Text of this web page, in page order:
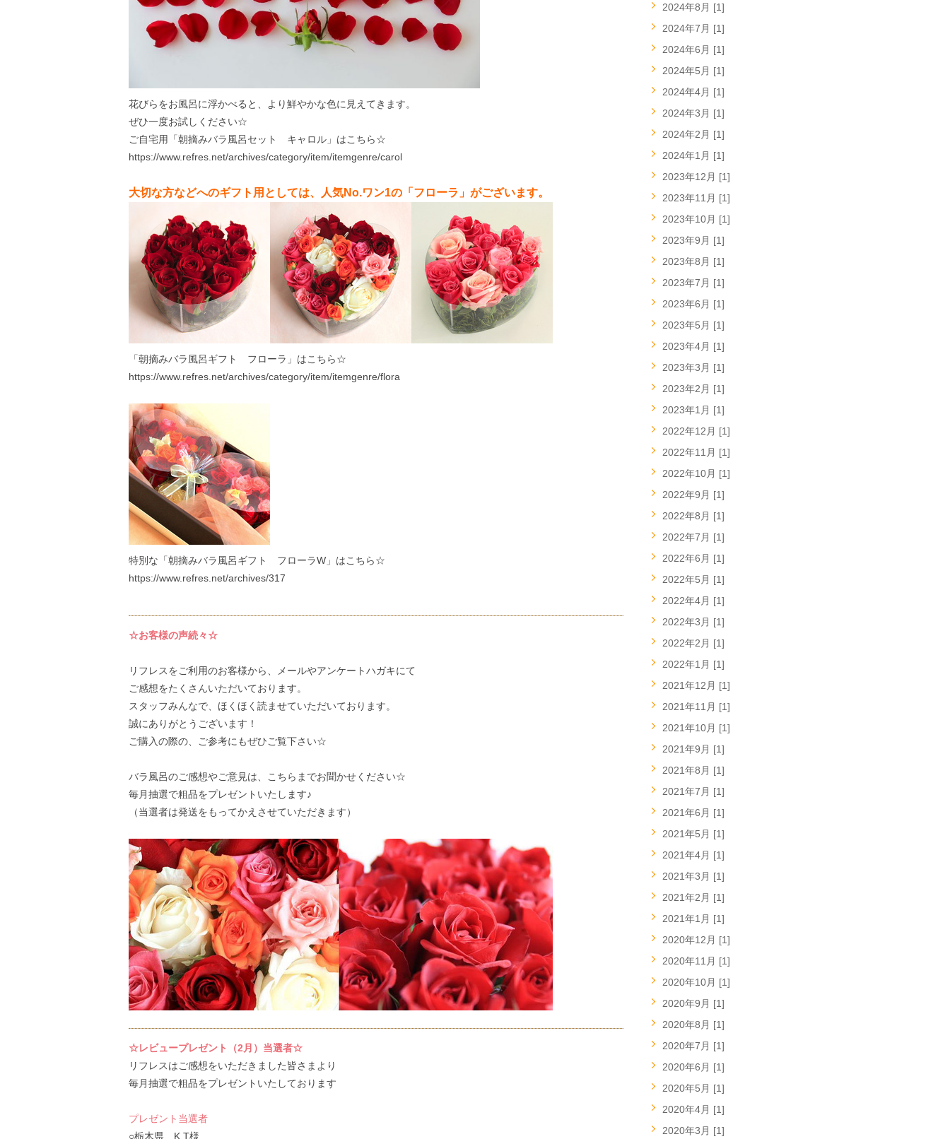
花びらをお風呂に浮かべると、より鮮やかな色に見えてきます。
ぜひ一度お試しください☆
ご自宅用「朝摘みバラ風呂セット キャロル」はこちら☆
https://www.refres.net/archives/category/item/itemgenre/carol
大切な方などへのギフト用としては、人気No.ワン1の「フローラ」がございます。
「朝摘みバラ風呂ギフト フローラ」はこちら☆
https://www.refres.net/archives/category/item/itemgenre/flora
特別な「朝摘みバラ風呂ギフト フローラW」はこちら☆
https://www.refres.net/archives/317
☆お客様の声続々☆
リフレスをご利用のお客様から、メールやアンケートハガキにて
ご感想をたくさんいただいております。
スタッフみんなで、ほくほく読ませていただいております。
誠にありがとうございます！
ご購入の際の、ご参考にもぜひご覧下さい☆
バラ風呂のご感想やご意見は、 こちら までお聞かせください☆
毎月抽選で粗品をプレゼントいたします♪
（当選者は発送をもってかえさせていただきます）
☆レビュープレゼント（2月）当選者☆
リフレスはご感想をいただきました皆さまより
毎月抽選で粗品をプレゼントいたしております
プレゼント当選者
○栃木県 K.T様
2024年8月 [1]
2024年7月 [1]
2024年6月 [1]
2024年5月 [1]
2024年4月 [1]
2024年3月 [1]
2024年2月 [1]
2024年1月 [1]
2023年12月 [1]
2023年11月 [1]
2023年10月 [1]
2023年9月 [1]
2023年8月 [1]
2023年7月 [1]
2023年6月 [1]
2023年5月 [1]
2023年4月 [1]
2023年3月 [1]
2023年2月 [1]
2023年1月 [1]
2022年12月 [1]
2022年11月 [1]
2022年10月 [1]
2022年9月 [1]
2022年8月 [1]
2022年7月 [1]
2022年6月 [1]
2022年5月 [1]
2022年4月 [1]
2022年3月 [1]
2022年2月 [1]
2022年1月 [1]
2021年12月 [1]
2021年11月 [1]
2021年10月 [1]
2021年9月 [1]
2021年8月 [1]
2021年7月 [1]
2021年6月 [1]
2021年5月 [1]
2021年4月 [1]
2021年3月 [1]
2021年2月 [1]
2021年1月 [1]
2020年12月 [1]
2020年11月 [1]
2020年10月 [1]
2020年9月 [1]
2020年8月 [1]
2020年7月 [1]
2020年6月 [1]
2020年5月 [1]
2020年4月 [1]
2020年3月 [1]